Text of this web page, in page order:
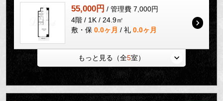
55,000円 / 管理費 7,000円
4階 / 1K / 24.9㎡
敷・保 0.0ヶ月 / 礼 0.0ヶ月
もっと見る（全5室）